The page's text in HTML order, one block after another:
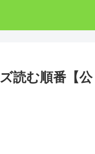
読む順番【公